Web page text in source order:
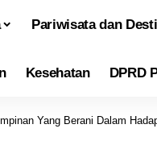
Pariwisata dan
Kesehatan DPRD
Yang Berani Dalam